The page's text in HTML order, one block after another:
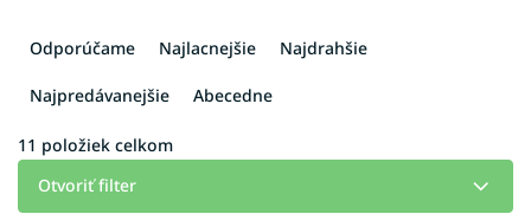
a
i
e
Odporúčame Najlacnejšie Najdrahšie
Najpredávanejšie Abecedne
11 položiek celkom
Otvoriť filter